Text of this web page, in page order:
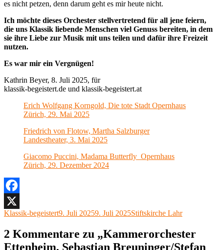
es nicht petzen, denn darum geht es mir heute nicht.
Ich möchte dieses Orchester stellvertretend für all jene feiern,
die uns Klassik liebende Menschen viel Genuss bereiten, in dem
sie ihre Liebe zur Musik mit uns teilen und dafür ihre Freizeit
nutzen.
Es war mir ein Vergnügen!
Kathrin Beyer, 8. Juli 2025, für
klassik-begeistert.de und klassik-begeistert.at
Erich Wolfgang Korngold, Die tote Stadt Opernhaus
Zürich, 29. Mai 2025
Friedrich von Flotow, Martha Salzburger
Landestheater, 3. Mai 2025
Giacomo Puccini, Madama Butterfly Opernhaus
Zürich, 29. Dezember 2024
Facebook
X
Autor
Klassik-begeistertVeröffentlicht
9. Juli 20259. Juli 2025Kategorien
Stiftskirche Lahr
2 Kommentare zu „Kammerorchester
Ettenheim, Sebastian Breuninger/Stefan